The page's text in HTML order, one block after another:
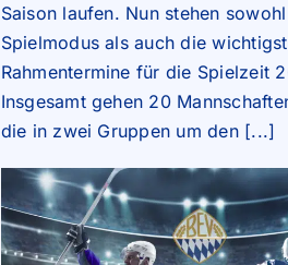
Saison laufen. Nun stehen
Spielmodus als auch die
Rahmentermine für die Spielzeit
Insgesamt gehen 20
die in zwei Gruppen um den [...]